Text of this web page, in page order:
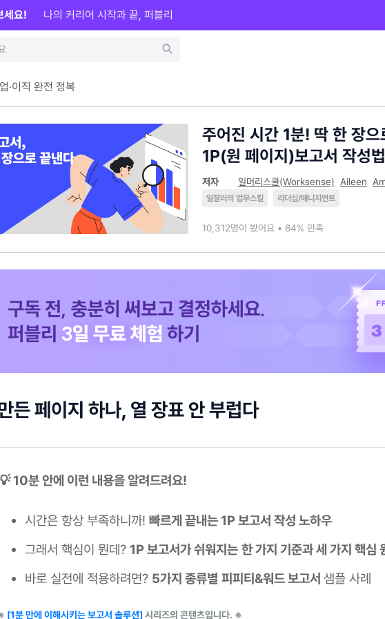
·이직 완전 정복
세요! 나의 커리어 시작과 끝, 퍼블리
주어진 시간 1분! 딱 한 장으
1P(원 페이지)보고서 작성법
저자 일머리스쿨(Worksense) Aileen
일잘러의 업무스킬 리더십/매니지먼트
10,312명이 봤어요 • 84% 만족
든 페이지 하나, 열 장표 안 부럽다
10분 안에 이런 내용을 알려드려요!
시간은 항상 부족하니까! 빠르게 끝내는 1P 보고서 작성 노하우
그래서 핵심이 뭔데? 1P 보고서가 쉬워지는 한 가지 기준과 세 가지 핵심
바로 실전에 적용하려면? 5가지 종류별 피피티&워드 보고서 샘플 사례
[1분 만에 이해시키는 보고서 솔루션] 시리즈의 콘텐츠입니다. ※